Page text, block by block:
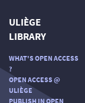
ULIÈGE
LIBRARY
WHAT'S OPEN ACCESS
?
OPEN ACCESS @
ULIÈGE
PUBLISH IN OPEN